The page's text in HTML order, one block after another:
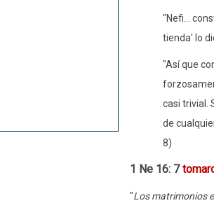
"Nefi...
tienda' lo
"Así que
casi trivial.
de
8)
1 Ne 16: 7
"Los matrimonios